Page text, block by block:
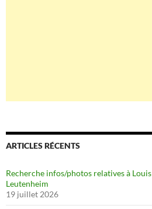
ARTICLES RÉCENTS
Recherche infos/photos relatives à
Leutenheim
19 juillet 2026